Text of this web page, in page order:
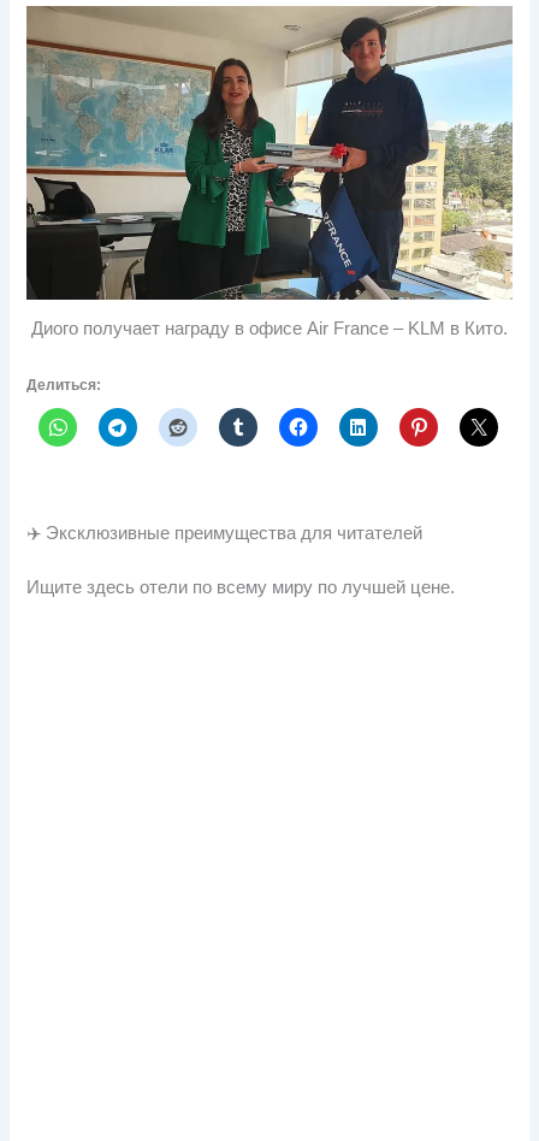
Диого получает награду в офисе Air France – KLM в Кито.
Делиться:
✈️ Эксклюзивные преимущества для читателей
Ищите здесь отели по всему миру по лучшей цене.